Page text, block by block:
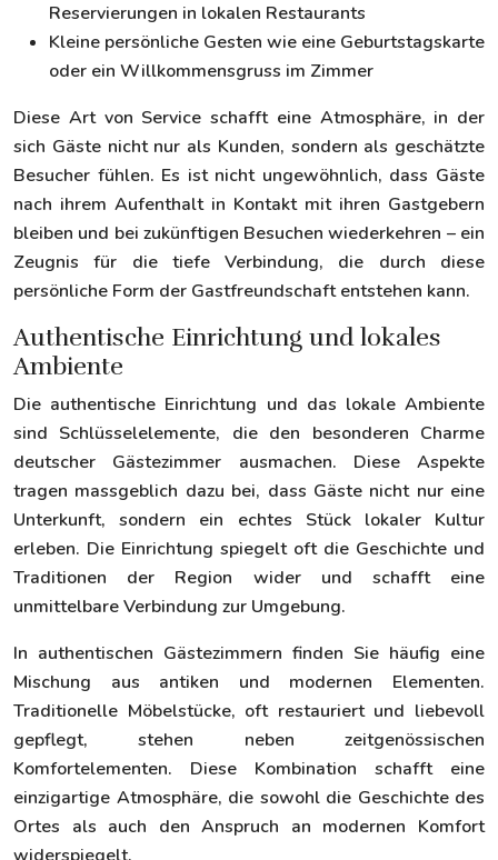
Reservierungen in lokalen Restaurants
Kleine persönliche Gesten wie eine Geburtstagskarte
oder ein Willkommensgruss im Zimmer
Diese Art von Service schafft eine Atmosphäre, in der
sich Gäste nicht nur als Kunden, sondern als geschätzte
Besucher fühlen. Es ist nicht ungewöhnlich, dass Gäste
nach ihrem Aufenthalt in Kontakt mit ihren Gastgebern
bleiben und bei zukünftigen Besuchen wiederkehren – ein
Zeugnis für die tiefe Verbindung, die durch diese
persönliche Form der Gastfreundschaft entstehen kann.
Authentische Einrichtung und lokales
Ambiente
Die authentische Einrichtung und das lokale Ambiente
sind Schlüsselelemente, die den besonderen Charme
deutscher Gästezimmer ausmachen. Diese Aspekte
tragen massgeblich dazu bei, dass Gäste nicht nur eine
Unterkunft, sondern ein echtes Stück lokaler Kultur
erleben. Die Einrichtung spiegelt oft die Geschichte und
Traditionen der Region wider und schafft eine
unmittelbare Verbindung zur Umgebung.
In authentischen Gästezimmern finden Sie häufig eine
Mischung aus antiken und modernen Elementen.
Traditionelle Möbelstücke, oft restauriert und liebevoll
gepflegt, stehen neben zeitgenössischen
Komfortelementen. Diese Kombination schafft eine
einzigartige Atmosphäre, die sowohl die Geschichte des
Ortes als auch den Anspruch an modernen Komfort